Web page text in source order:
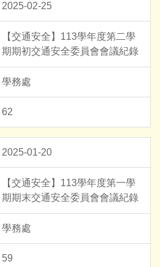
2025-02-25
【交通安全】113學年度第二學
期期初交通安全委員會會議紀錄
學務處
62
2025-01-20
【交通安全】113學年度第一學
期期末交通安全委員會會議紀錄
學務處
59